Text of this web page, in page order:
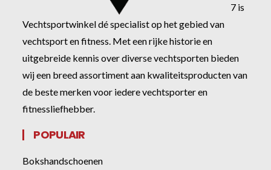
7 is
Vechtsportwinkel dé specialist op het gebied van
vechtsport en fitness. Met een rijke historie en
uitgebreide kennis over diverse vechtsporten bieden
wij een breed assortiment aan kwaliteitsproducten van
de beste merken voor iedere vechtsporter en
fitnessliefhebber.
POPULAIR
Bokshandschoenen